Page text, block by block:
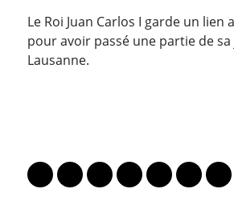
Le Roi Juan Carlos I garde un lien
pour avoir passé une partie de sa
Lausanne.
Lien vers le profil Mastodon
Lien vers le profil Bluesky
Lien vers le profil
Lien vers le profil
Lien vers le
Lien